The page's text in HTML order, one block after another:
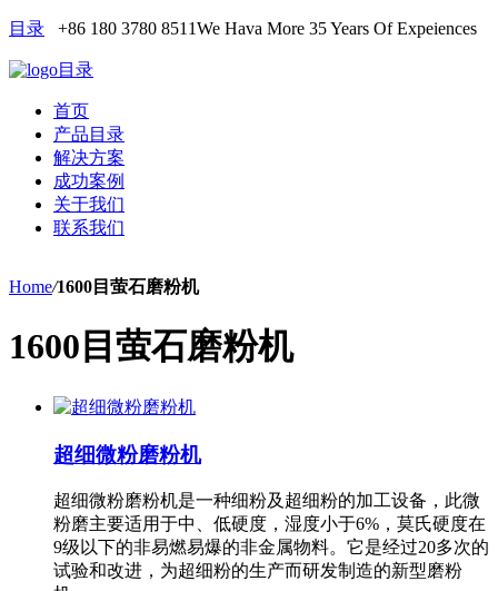
目录 +86 180 3780 8511We Hava More 35 Years Of Expeiences
目录
首页
产品目录
解决方案
成功案例
关于我们
联系我们
Home/1600目萤石磨粉机
1600目萤石磨粉机
超细微粉磨粉机
超细微粉磨粉机是一种细粉及超细粉的加工设备，此微
粉磨主要适用于中、低硬度，湿度小于6%，莫氏硬度在
9级以下的非易燃易爆的非金属物料。它是经过20多次的
试验和改进，为超细粉的生产而研发制造的新型磨粉